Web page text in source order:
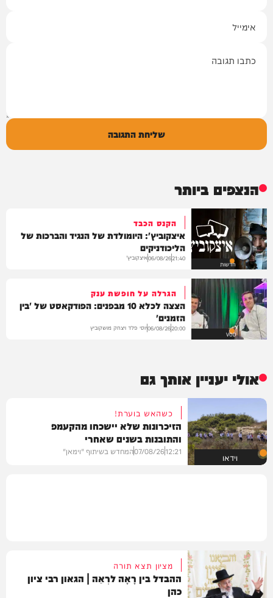
שליחת התגובה
הנצפים ביותר
חדשות
הקנס הכבד
איצקוביץ': היומולדת של הנגיד והברכות של
הליכודניקים
21:40
06/08/26איצקוביץ'
VOD
הגרלה על חופשת ענק
הצצה לכלא 10 מבפנים: הפודקאסט של 'בין
הזמנים'
20:00
06/08/26יוסי פלד ויצחק מושקוביץ
אולי יעניין אותך גם
וידאו
כשהאש בוערת!
הזיכרונות שלא יישכחו מהקעמפ
והתובנות בשנים שאחרי
12:21
07/08/26המחדש בשיתוף "וימאן"
מציון תצא תורה
ההבדל בין רָאָה לרְאֵה | הגאון רבי ציון
כהן